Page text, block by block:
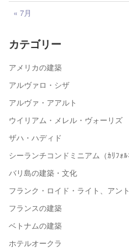
« 7月
カテゴリー
アメリカの建築
アルヴァロ・シザ
アルヴァ・アアルト
ウイリアム・メレル・ヴォーリズ
ザハ・ハディド
シーランチコンドミニアム（ｶﾘﾌｫ
バリ島の建築・文化
フランク・ロイド・ライト、アン
フランスの建築
ベトナムの建築
ホテルオークラ